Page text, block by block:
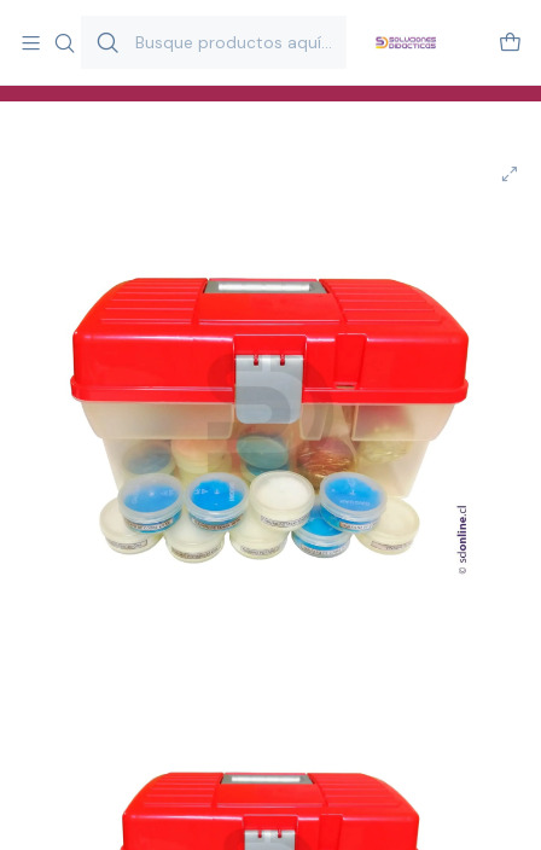
y estimulación infantil en Chile.
Especialistas en recursos educativos para aulas, terapeutas y